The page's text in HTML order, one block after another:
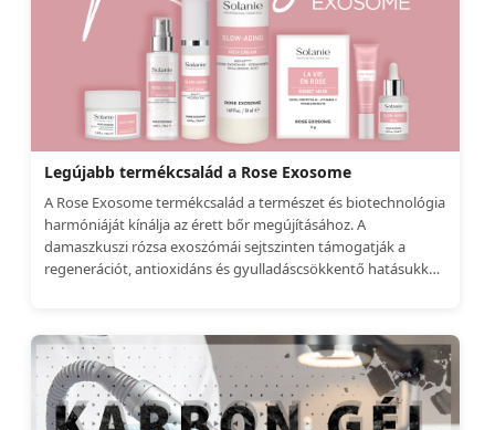
Legújabb termékcsalád a Rose Exosome
A Rose Exosome termékcsalád a természet és biotechnológia
harmóniáját kínálja az érett bőr megújításához. A
damaszkuszi rózsa exoszómái sejtszinten támogatják a
regenerációt, antioxidáns és gyulladáscsökkentő hatásukkal